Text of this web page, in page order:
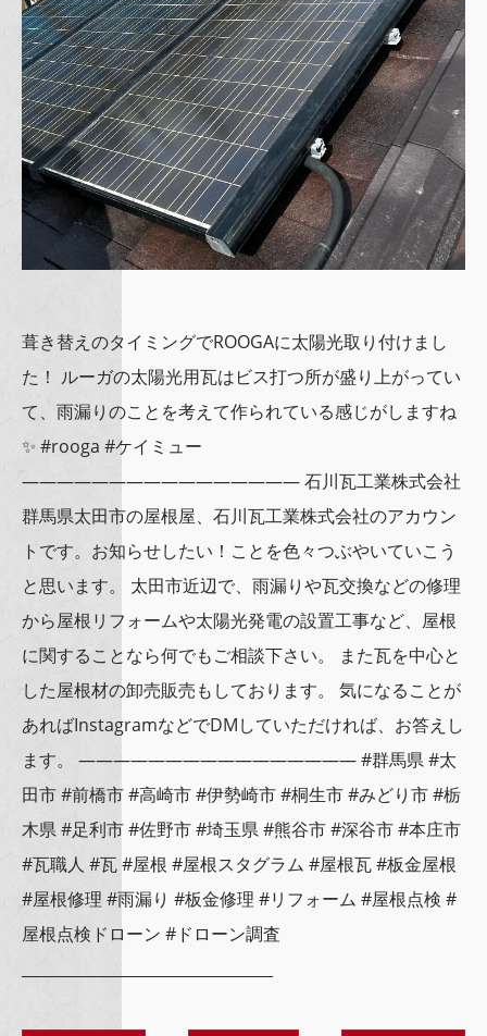
葺き替えのタイミングでROOGAに太陽光取り付けまし
た！ ルーガの太陽光用瓦はビス打つ所が盛り上がってい
て、雨漏りのことを考えて作られている感じがしますね
✨ #rooga #ケイミュー
———————————————— 石川瓦工業株式会社
群馬県太田市の屋根屋、石川瓦工業株式会社のアカウン
トです。お知らせしたい！ことを色々つぶやいていこう
と思います。 太田市近辺で、雨漏りや瓦交換などの修理
から屋根リフォームや太陽光発電の設置工事など、屋根
に関することなら何でもご相談下さい。 また瓦を中心と
した屋根材の卸売販売もしております。 気になることが
あればInstagramなどでDMしていただければ、お答えし
ます。 ———————————————— #群馬県 #太
田市 #前橋市 #高崎市 #伊勢崎市 #桐生市 #みどり市 #栃
木県 #足利市 #佐野市 #埼玉県 #熊谷市 #深谷市 #本庄市
#瓦職人 #瓦 #屋根 #屋根スタグラム #屋根瓦 #板金屋根
#屋根修理 #雨漏り #板金修理 #リフォーム #屋根点検 #
屋根点検ドローン #ドローン調査